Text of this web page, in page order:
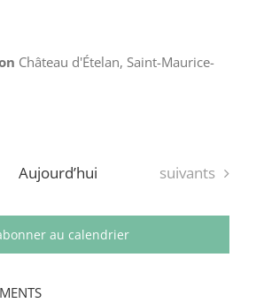
Château d'Ételan, Saint-Maurice-
Aujourd’hui Évènements
suivants
au calendrier